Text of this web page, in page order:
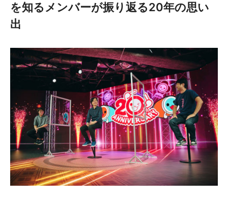
を知るメンバーが振り返る20年の思い
出